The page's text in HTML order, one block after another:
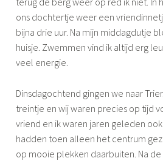
ons dochtertje weer een
bijna drie uur. Na mijn middagdutje
huisje. Zwemmen vind ik altijd erg
veel energie.
Dinsdagochtend gingen we naar
treintje en wij waren precies op tijd
vriend en ik waren jaren geleden
hadden toen alleen het centrum
op mooie plekken daarbuiten. Na